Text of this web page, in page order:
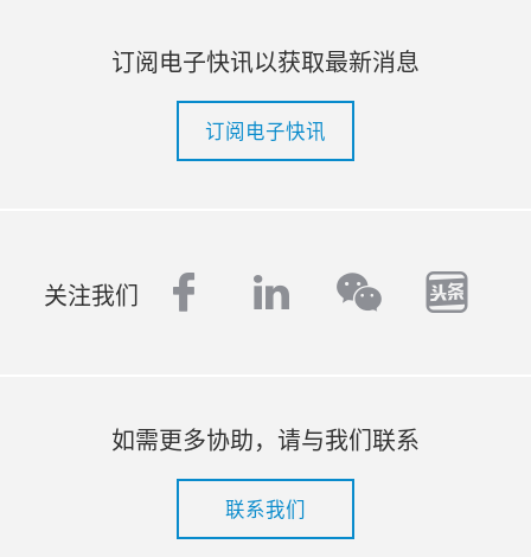
订阅电子快讯以获取最新消息
订阅电子快讯
关注我们 facebook
linkedinwechat
如需更多协助，请与我们联系
联系我们